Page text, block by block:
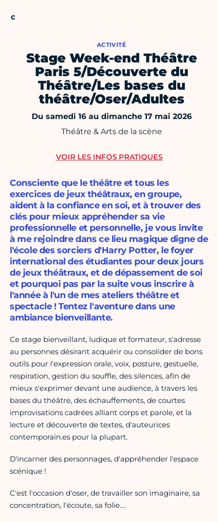
ACTIVITÉ
Stage Week-end Théâtre
Paris 5/Découverte du
Théâtre/Les bases du
théâtre/Oser/Adultes
Du samedi 16 au dimanche 17 mai 2026
Théâtre & Arts de la scène
Consciente que le théâtre et tous les
exercices de jeux théâtraux, en groupe,
aident à la confiance en soi, et à trouver des
clés pour mieux appréhender sa vie
professionnelle et personnelle, je vous invite
à me rejoindre dans ce lieu magique digne de
l'école des sorciers d'Harry Potter, le foyer
international des étudiantes pour deux jours
de jeux théâtraux, et de dépassement de soi
et pourquoi pas par la suite vous inscrire à
l'année à l'un de mes ateliers théâtre et
spectacle ! Tentez l'aventure dans une
ambiance bienveillante.
Ce stage bienveillant, ludique et formateur, s'adresse
au personnes désirant acquérir ou consolider de bons
outils pour l'expression orale, voix, posture, gestuelle,
respiration, gestion du souffle, des silences, afin de
mieux s'exprimer devant une audience, à travers les
bases du théâtre, des échauffements, de courtes
improvisations cadrées alliant corps et parole, et la
lecture et découverte de textes, d'auteurices
contemporain.es pour la plupart.
D'incarner des personnages, d'appréhender l'espace
scénique !
C'est l'occasion d'oser, de travailler son imaginaire, sa
concentration, l'écoute, sa folie….
VOIR LES INFOS PRATIQUES